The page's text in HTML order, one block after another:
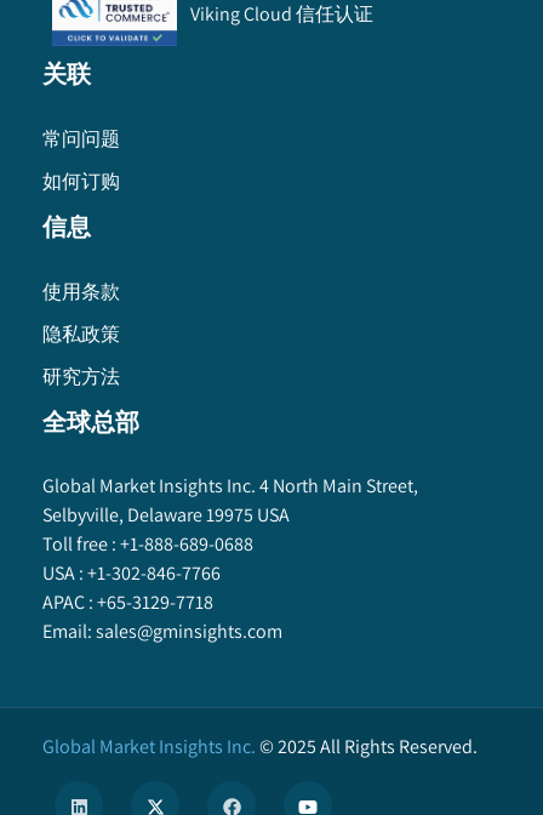
Viking Cloud 信任认证
关联
常问问题
如何订购
信息
使用条款
隐私政策
研究方法
全球总部
Global Market Insights Inc. 4 North Main Street,
Selbyville, Delaware 19975 USA
Toll free :+1-888-689-0688
USA :+1-302-846-7766
APAC :+65-3129-7718
Email:sales@gminsights.com
Global Market Insights Inc.©2025All Rights Reserved.